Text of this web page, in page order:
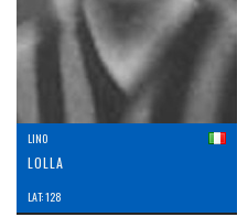
LINO
LOLLA
LAT: 128